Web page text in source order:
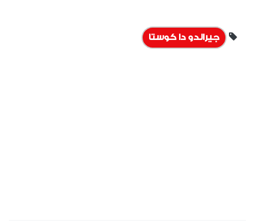
جيرالدو دا كوستا